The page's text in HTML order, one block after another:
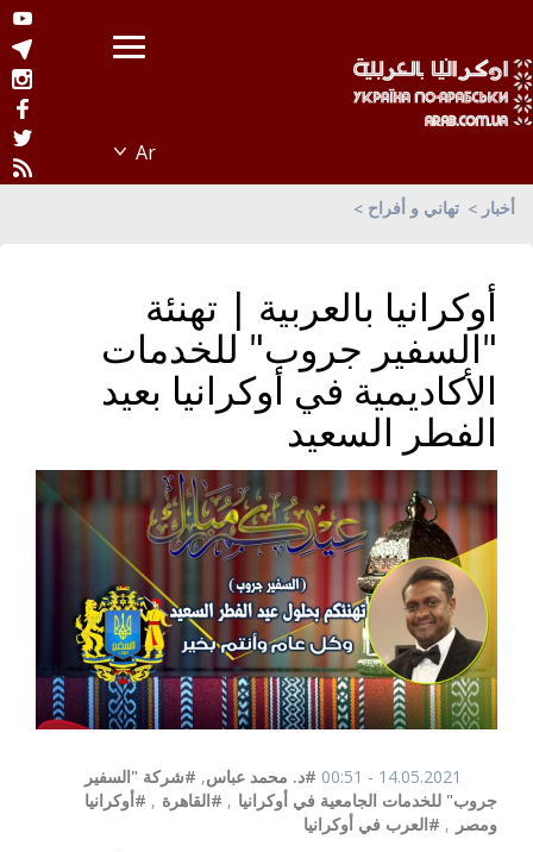
أخبار تهاني و أفراح
أوكرانيا بالعربية | تهنئة
"السفير جروب" للخدمات
الأكاديمية في أوكرانيا بعيد
الفطر السعيد
14.05.2021 - 00:51 #د. محمد عباس, #شركة "السفير
جروب" للخدمات الجامعية في أوكرانيا , #القاهرة , #أوكرانيا
ومصر , #العرب في أوكرانيا